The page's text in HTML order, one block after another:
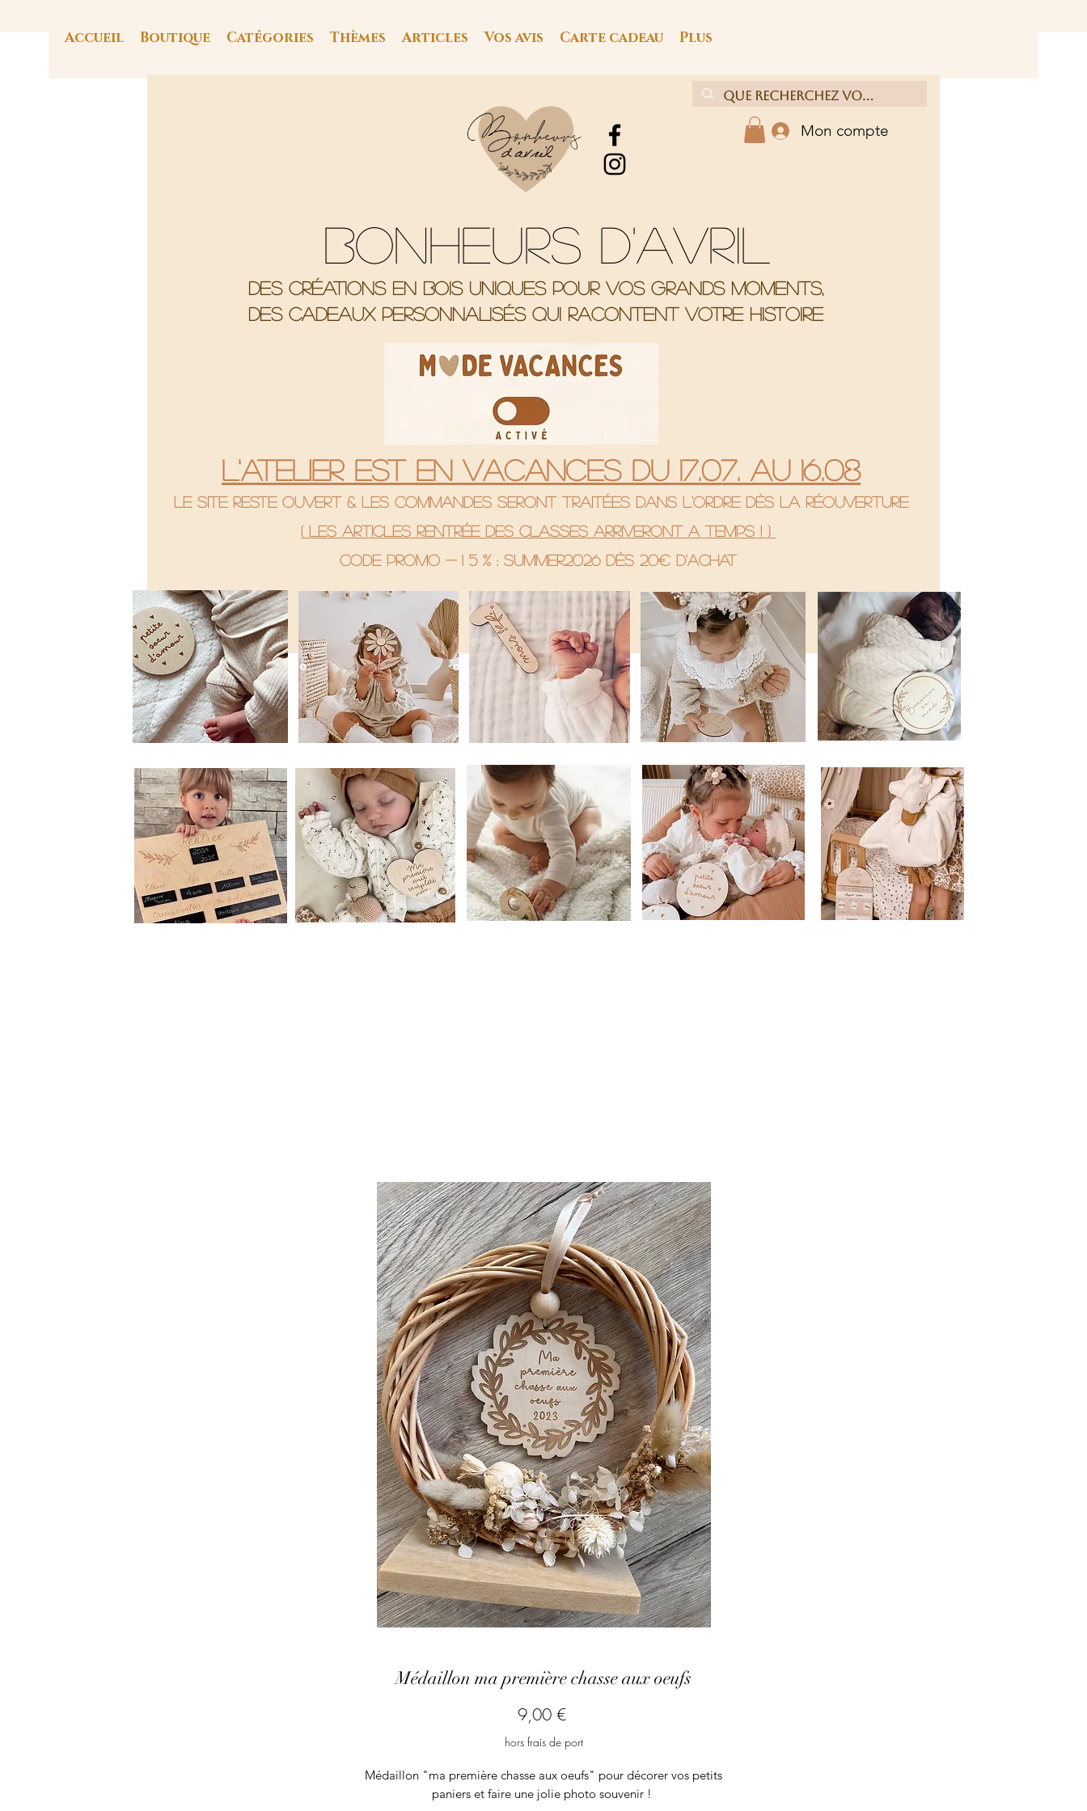
Accueil Boutique Catégories Thèmes Articles Vos avis Carte cadeau Plus
Mon compte
Bonheurs d'avril
Des créations en bois uniques pour vos grands moments,
Des cadeaux personnalisés qui racontent votre histoire
L'atelier est en vacances du 17.07. au 16.08
le site reste ouvert & les commandes seront traitées dans l'ordre dès la réouverture
( Les articles rentrée des classes arriveront a temps ! )
code promo - 1 5 % : SUMMER2026 Dès 20€ d'achat
Médaillon ma première chasse aux oeufs
9,00 €Prix
hors frais de port
Médaillon "ma première chasse aux oeufs" pour décorer vos petits
paniers et faire une jolie photo souvenir !